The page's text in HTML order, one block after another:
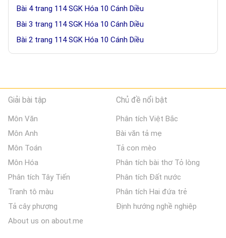
Bài 4 trang 114 SGK Hóa 10 Cánh Diều
Bài 3 trang 114 SGK Hóa 10 Cánh Diều
Bài 2 trang 114 SGK Hóa 10 Cánh Diều
Giải bài tập
Môn Văn
Môn Anh
Môn Toán
Môn Hóa
Phân tích Tây Tiến
Tranh tô màu
Tả cây phượng
About us on about.me
Chủ đề nổi bật
Phân tích Việt Bắc
Bài văn tả mẹ
Tả con mèo
Phân tích bài thơ Tỏ lòng
Phân tích Đất nước
Phân tích Hai đứa trẻ
Định hướng nghề nghiệp